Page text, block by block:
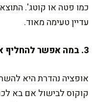
כמו פטה או קוטג'.
עדיין טעימה מאוד.
3. במה אפשר להחליף את השמנת החמוצה?
קוקוס לבישול אם בא